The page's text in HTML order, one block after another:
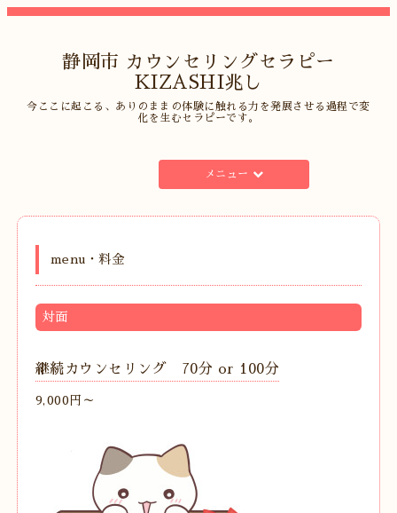
静岡市 カウンセリングセラピー
KIZASHI兆し
今ここに起こる、ありのままの体験に触れる力を発展させる過程で変
化を生むセラピーです。
メニュー
menu・料金
対面
継続カウンセリング 70分 or 100分
9,000円～